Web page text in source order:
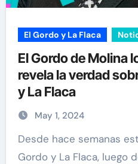
El Gordo y La Flaca
El Gordo de Molina
revela la verdad
y La Flaca
May 1, 2024
Desde hace semanas estalló la bomba en El
Gordo y La Flaca, luego